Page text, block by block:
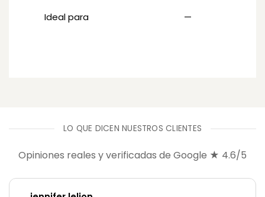
Ideal para —
LO QUE DICEN NUESTROS CLIENTES
Opiniones reales y verificadas de Google ★ 4.6/5